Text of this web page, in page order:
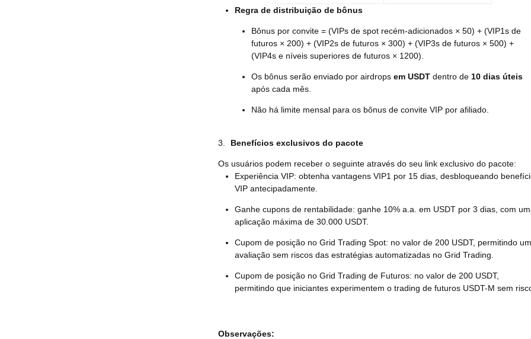
Regra de distribuição de bônus
Bônus por convite = (VIPs de spot recém-adicionados × 50) + (VIP1s de
futuros × 200) + (VIP2s de futuros × 300) + (VIP3s de futuros × 500) +
(VIP4s e níveis superiores de futuros × 1200).
Os bônus serão enviado por airdrops em USDT dentro de 10 dias úteis
após cada mês.
Não há limite mensal para os bônus de convite VIP por afiliado.
3. Benefícios exclusivos do pacote
Os usuários podem receber o seguinte através do seu link exclusivo do pacote:
Experiência VIP: obtenha vantagens VIP1 por 15 dias, desbloqueando
VIP antecipadamente.
Ganhe cupons de rentabilidade: ganhe 10% a.a. em USDT por 3 dias, com
aplicação máxima de 30.000 USDT.
Cupom de posição no Grid Trading Spot: no valor de 200 USDT, permitindo
avaliação sem riscos das estratégias automatizadas no Grid Trading.
Cupom de posição no Grid Trading de Futuros: no valor de 200 USDT,
permitindo que iniciantes experimentem o trading de futuros USDT-M sem
Observações: